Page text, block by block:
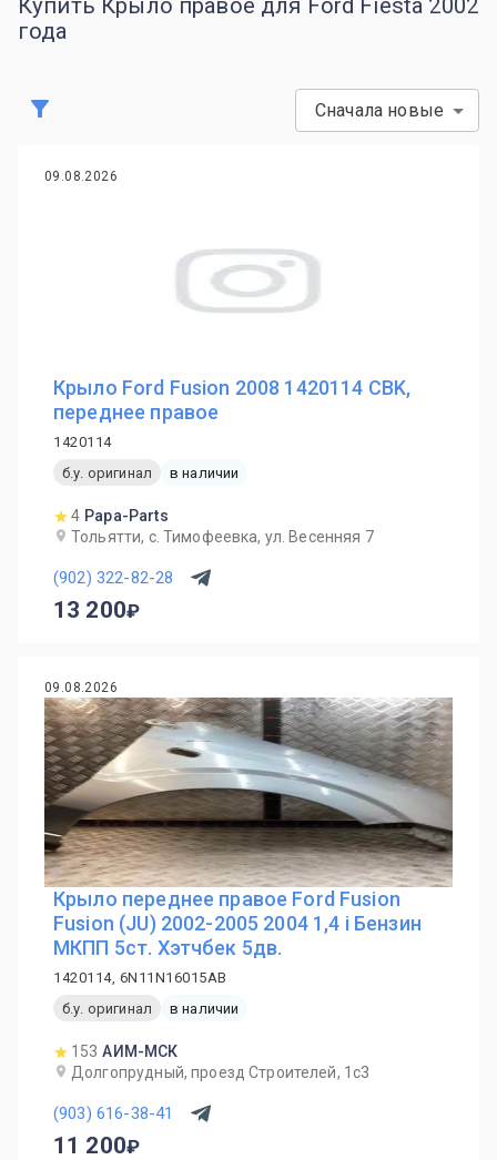
Купить Крыло правое для Ford Fiesta 2002
года
Сначала новые
09.08.2026
Крыло Ford Fusion 2008 1420114 CBK,
переднее правое
1420114
б.у. оригинал
в наличии
4 Papa-Parts
Тольятти, с. Тимофеевка, ул. Весенняя 7
(902) 322-82-28
13 200
09.08.2026
Крыло переднее правое Ford Fusion
Fusion (JU) 2002-2005 2004 1,4 i Бензин
МКПП 5ст. Хэтчбек 5дв.
1420114, 6N11N16015AB
б.у. оригинал
в наличии
153 АИМ-МСК
Долгопрудный, проезд Строителей, 1с3
(903) 616-38-41
11 200